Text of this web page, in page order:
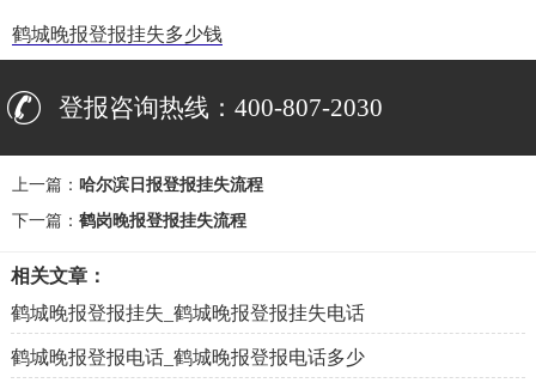
鹤城晚报登报挂失多少钱
登报咨询热线：400-807-2030
上一篇： 哈尔滨日报登报挂失流程
下一篇： 鹤岗晚报登报挂失流程
相关文章：
鹤城晚报登报挂失_鹤城晚报登报挂失电话
鹤城晚报登报电话_鹤城晚报登报电话多少